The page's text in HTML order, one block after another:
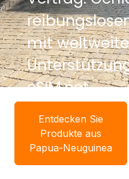
mit
eSIM.net.
Entdecken Sie
Produkte aus
Papua-Neuguinea